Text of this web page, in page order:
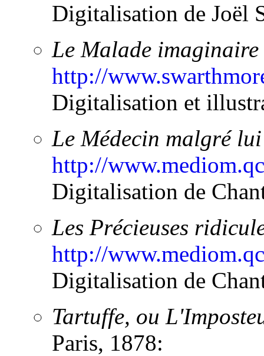
Digitalisation de Joël
Le Malade imaginaire
http://
Digitalisation et
Le Médecin malgré lui
http://
Digitalisation de
Les Précieuses
http://
Digitalisation de
Tartuffe, ou
Paris, 1878: